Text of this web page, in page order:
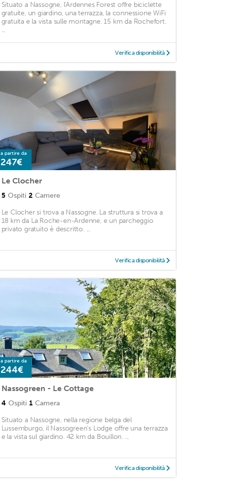
Situato a Nassogne, l'Ardennes Forest offre biciclette
gratuite, un giardino, una terrazza, la connessione WiFi
gratuita e la vista sulle montagne. 15 km da Rochefort.
...
Verifica disponibilità
a partire da
247€
Le Clocher
5 Ospiti 2 Camere
Le Clocher si trova a Nassogne. La struttura si trova a
18 km da La Roche-en-Ardenne, e un parcheggio
privato gratuito è descritto. ...
Verifica disponibilità
a partire da
244€
Nassogreen - Le Cottage
4 Ospiti 1 Camera
Situato a Nassogne, nella regione belga del
Lussemburgo, il Nassogreen's Lodge offre una terrazza
e la vista sul giardino. 42 km da Bouillon. ...
Verifica disponibilità